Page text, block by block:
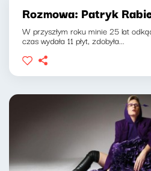
Rozmowa: Patryk
W przyszłym roku minie 25 lat
czas wydała 11 płyt, zdobyła...